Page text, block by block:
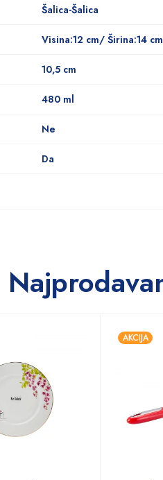
Šalica-Šalica
Visina:12 cm/ Širina:14
10,5 cm
480 ml
Ne
Da
AKCIJA